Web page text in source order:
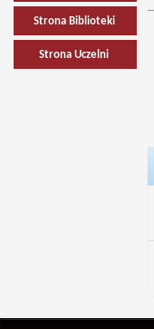
Strona Biblioteki
Strona Uczelni